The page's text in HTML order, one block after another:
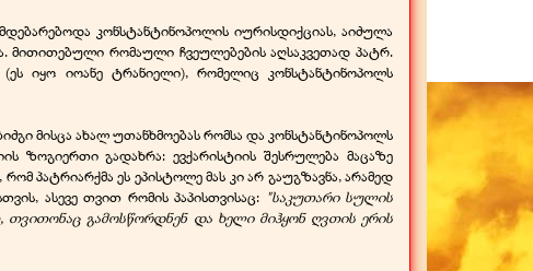
კონსტანტინოპოლის იურისდიქციას, აიძულა
მითითებული რომაული ჩვეულებების აღსაკვეთად პატრ.
(ეს იყო იოანე ტრანიელი), რომელიც კონსტანტინოპოლს
მისცა ახალ უთანხმოებას რომსა და კონსტანტინოპოლს
ზოგიერთი გადახრა: ევქარისტიის შესრულება მაცაზე
პატრიარქმა ეს ეპისტოლე მას კი არ გაუგზავნა, არამედ
ასევე თვით რომის პაპისთვისაც: "საკუთარი სულის
გამოსწორდნენ და ხელი მიჰყონ ღვთის ერის